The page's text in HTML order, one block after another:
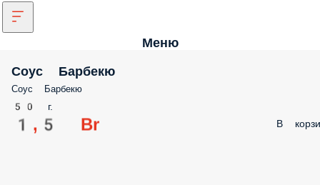
Меню
Соус Барбекю
Соус Барбекю
50 г.
1,5 Br В